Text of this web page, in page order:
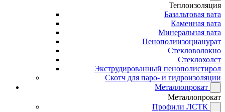
Теплоизоляция
Базальтовая вата
Каменная вата
Минеральная вата
Пенополиизоцианурат
Стекловолокно
Стеклохолст
Экструдированный пенополистирол
Скотч для паро- и гидроизоляции
Металлопрокат
Металлопрокат
Профили ЛСТК